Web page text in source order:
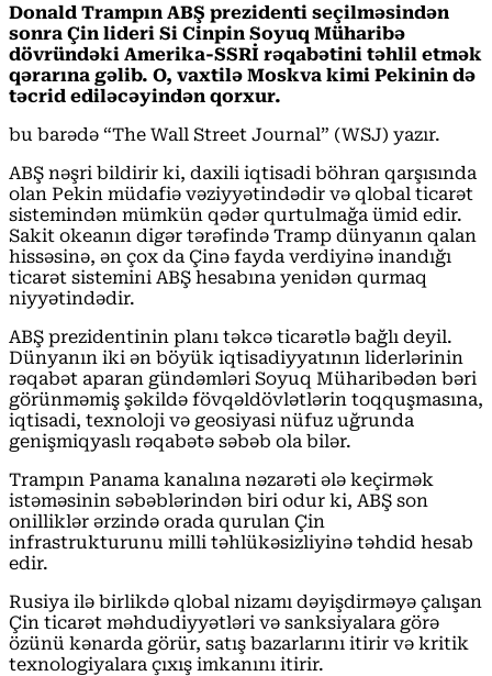
Donald Trampın ABŞ prezidenti seçilməsindən
sonra Çin lideri Si Cinpin Soyuq Müharibə
dövründəki Amerika-SSRİ rəqabətini təhlil etmək
qərarına gəlib. O, vaxtilə Moskva kimi Pekinin də
təcrid ediləcəyindən qorxur.
bu barədə “The Wall Street Journal” (WSJ) yazır.
ABŞ nəşri bildirir ki, daxili iqtisadi böhran qarşısında
olan Pekin müdafiə vəziyyətindədir və qlobal ticarət
sistemindən mümkün qədər qurtulmağa ümid edir.
Sakit okeanın digər tərəfində Tramp dünyanın qalan
hissəsinə, ən çox da Çinə fayda verdiyinə inandığı
ticarət sistemini ABŞ hesabına yenidən qurmaq
niyyətindədir.
ABŞ prezidentinin planı təkcə ticarətlə bağlı deyil.
Dünyanın iki ən böyük iqtisadiyyatının liderlərinin
rəqabət aparan gündəmləri Soyuq Müharibədən bəri
görünməmiş şəkildə fövqəldövlətlərin toqquşmasına,
iqtisadi, texnoloji və geosiyasi nüfuz uğrunda
genişmiqyaslı rəqabətə səbəb ola bilər.
Trampın Panama kanalına nəzarəti ələ keçirmək
istəməsinin səbəblərindən biri odur ki, ABŞ son
onilliklər ərzində orada qurulan Çin
infrastrukturunu milli təhlükəsizliyinə təhdid hesab
edir.
Rusiya ilə birlikdə qlobal nizamı dəyişdirməyə çalışan
Çin ticarət məhdudiyyətləri və sanksiyalara görə
özünü kənarda görür, satış bazarlarını itirir və kritik
texnologiyalara çıxış imkanını itirir.